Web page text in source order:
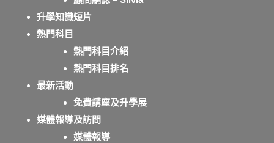
升學知識短片
熱門科目
熱門科目介紹
熱門科目排名
最新活動
免費講座及升學展
媒體報導及訪問
媒體報導